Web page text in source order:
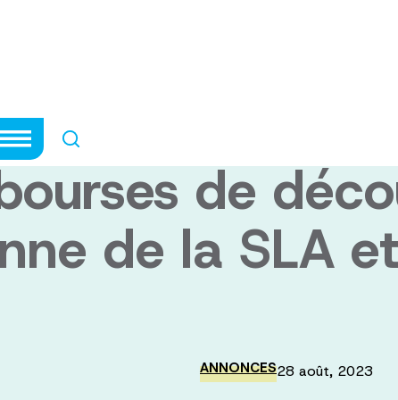
sur la SLA
de
de la SLA
ANNONCES28 août, 2023